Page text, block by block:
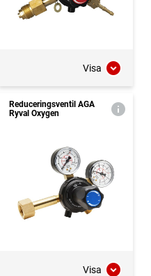
Visa
Reduceringsventil AGA
Ryval Oxygen
Visa